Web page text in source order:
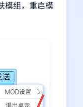
模组，重启模